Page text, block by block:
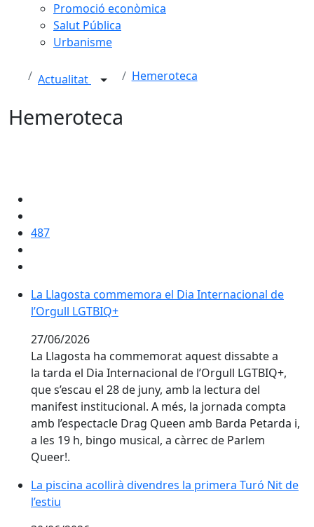
Promoció econòmica
Salut Pública
Urbanisme
Actualitat Hemeroteca
Hemeroteca
487
La Llagosta commemora el Dia Internacional de
La Llagosta commemora el Dia Internacional de
l’Orgull LGTBIQ+
27/06/2026
La Llagosta ha commemorat aquest dissabte a
la tarda el Dia Internacional de l’Orgull LGTBIQ+,
que s’escau el 28 de juny, amb la lectura del
manifest institucional. A més, la jornada compta
amb l’espectacle Drag Queen amb Barda Petarda i,
a les 19 h, bingo musical, a càrrec de Parlem
Queer!.
La piscina acollirà divendres la primera Turó Nit de
La piscina acollirà divendres la primera Turó Nit de
l’estiu